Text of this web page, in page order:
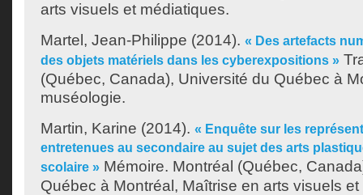
arts visuels et médiatiques.
Martel, Jean-Philippe (2014). « Des artefacts
des objets matériels dans les cyberexpositions »
(Québec, Canada), Université du Québec à
muséologie.
Martin, Karine (2014). « Enquête sur les
entretenues au secondaire au sujet des arts
scolaire » Mémoire. Montréal (Québec,
Québec à Montréal, Maîtrise en arts visuels